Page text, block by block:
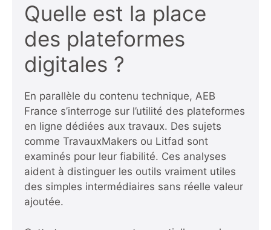
Quelle est la place
des plateformes
digitales ?
En parallèle du contenu technique, AEB
France s’interroge sur l’utilité des plateformes
en ligne dédiées aux travaux. Des sujets
comme TravauxMakers ou Litfad sont
examinés pour leur fiabilité. Ces analyses
aident à distinguer les outils vraiment utiles
des simples intermédiaires sans réelle valeur
ajoutée.